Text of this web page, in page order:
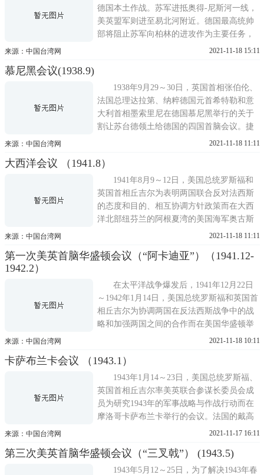
库尔兰集团作战;白俄罗
德国本土作战。苏军进抵奥得-尼斯河一线，
美英盟军则进至易北河附近。德国最高统帅
部将阻止苏军向柏林的进攻作为主要任务，
以维斯杜拉集团军群(司令先后为海因里希上
心快速实施柏林战役，以先于美英盟军攻占
柏林，结束欧洲战争
来源：中国台湾网 2021-11-18 15:11
慕尼黑会议(1938.9)
1938年9月29～30日，英国首相张伯伦、
法国总理达拉第、纳粹德国元首希特勒和意
大利首相墨索里尼在德国慕尼黑举行的关于
割让苏台德领土给德国的四国首脑会议。捷
克斯洛伐克(以下简称捷)位于欧洲中心，具
国就拟订出侵捷计划。1938年3月，德国在吞
并奥地利后，即把侵略矛头转向捷，企图以
支持民族自决为
来源：中国台湾网 2021-11-18 11:11
大西洋会议 （1941.8）
1941年8月9～12日，美国总统罗斯福和
英国首相丘吉尔为表明两国联合反对法西斯
的态度和目的、相互协调方针政策而在大西
洋北部纽芬兰的阿根夏湾的美国海军奥古斯
塔号巡洋舰和英国皇家海军威尔士亲王号战
月13日签署《联合声明》(即《大西洋宪
付纳粹德国、法西斯日本
来源：中国台湾网 2021-11-18 11:11
第一次美英首脑华盛顿会议（“阿卡迪亚”）（1941.12-
1942.2）
在太平洋战争爆发后，1941年12月22日
～1942年1月14日，美国总统罗斯福和英国首
相丘吉尔为协调两国在反法西斯战争中的战
略和加强两国之间的合作而在美国华盛顿举
行的会议(代号为阿卡迪亚，故亦称阿卡迪亚
普金斯、英国军需生产大臣比弗布鲁克以及
美英军方领导人。此次会议并无严格程序，
除正式的全体会议外
来源：中国台湾网 2021-11-18 10:11
卡萨布兰卡会议 （1943.1）
1943年1月14～23日，美国总统罗斯福、
英国首相丘吉尔率美英联合参谋长委员会成
员为研究1943年的军事战略与作战行动而在
摩洛哥卡萨布兰卡举行的会议。法国的戴高
乐将军和吉罗将军应邀参加会议。会议讨论
美国力主以压倒优势的兵力，从英国发起进
攻，在法国北部登陆，尽早从军事上击败德
来源：中国台湾网 2021-11-17 16:11
第三次美英首脑华盛顿会议（“三叉戟”） (1943.5)
1943年5月12～25日，为了解决1943年春